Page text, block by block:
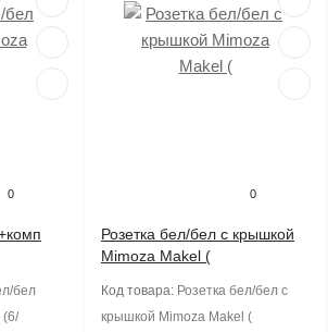
0
бел
(6/
0
Розетка бел/бел с крышкой
Mimoza Makel (
Код товара: Розетка бел/бел с
крышкой Mimoza Makel (